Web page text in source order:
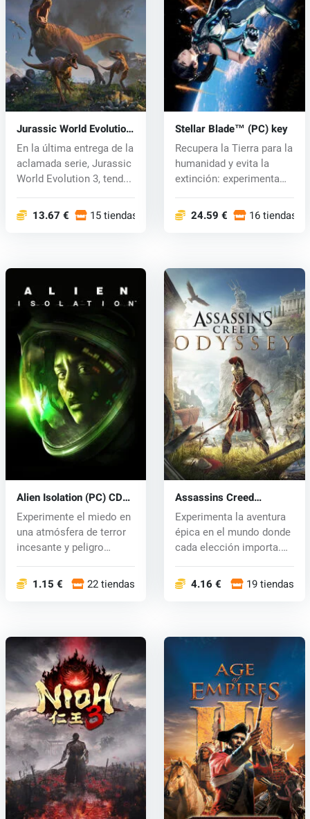
Jurassic World Evolution
3 (PC) key
En la última entrega de la
aclamada serie, Jurassic
World Evolution 3, tend...
13.67 € 15 tiendas
Stellar Blade™ (PC) key
Recupera la Tierra para la
humanidad y evita la
extinción: experimenta
24.59 € 16 tiendas
Alien Isolation (PC) CD
key
Experimente el miedo en
una atmósfera de terror
incesante y peligro
1.15 € 22 tiendas
Assassins Creed
Odyssey (PC) CD key
Experimenta la aventura
épica en el mundo donde
cada elección importa.
4.16 € 19 tiendas